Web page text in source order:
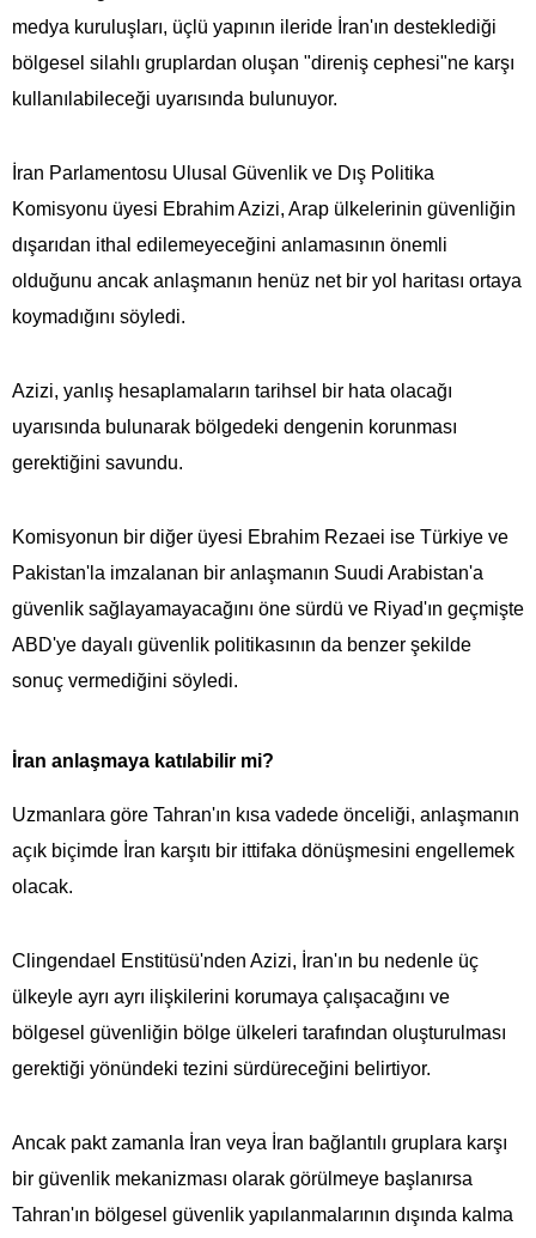
medya kuruluşları, üçlü yapının ileride İran'ın desteklediği
bölgesel silahlı gruplardan oluşan "direniş cephesi"ne karşı
kullanılabileceği uyarısında bulunuyor.
İran Parlamentosu Ulusal Güvenlik ve Dış Politika
Komisyonu üyesi Ebrahim Azizi, Arap ülkelerinin güvenliğin
dışarıdan ithal edilemeyeceğini anlamasının önemli
olduğunu ancak anlaşmanın henüz net bir yol haritası ortaya
koymadığını söyledi.
Azizi, yanlış hesaplamaların tarihsel bir hata olacağı
uyarısında bulunarak bölgedeki dengenin korunması
gerektiğini savundu.
Komisyonun bir diğer üyesi Ebrahim Rezaei ise Türkiye ve
Pakistan'la imzalanan bir anlaşmanın Suudi Arabistan'a
güvenlik sağlayamayacağını öne sürdü ve Riyad'ın geçmişte
ABD'ye dayalı güvenlik politikasının da benzer şekilde
sonuç vermediğini söyledi.
İran anlaşmaya katılabilir mi?
Uzmanlara göre Tahran'ın kısa vadede önceliği, anlaşmanın
açık biçimde İran karşıtı bir ittifaka dönüşmesini engellemek
olacak.
Clingendael Enstitüsü'nden Azizi, İran'ın bu nedenle üç
ülkeyle ayrı ayrı ilişkilerini korumaya çalışacağını ve
bölgesel güvenliğin bölge ülkeleri tarafından oluşturulması
gerektiği yönündeki tezini sürdüreceğini belirtiyor.
Ancak pakt zamanla İran veya İran bağlantılı gruplara karşı
bir güvenlik mekanizması olarak görülmeye başlanırsa
Tahran'ın bölgesel güvenlik yapılanmalarının dışında kalma